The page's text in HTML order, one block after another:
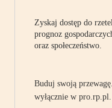
Zyskaj dostęp do
prognoz
oraz społeczeństwo.
Buduj swoją
wyłącznie w pro.rp.pl.